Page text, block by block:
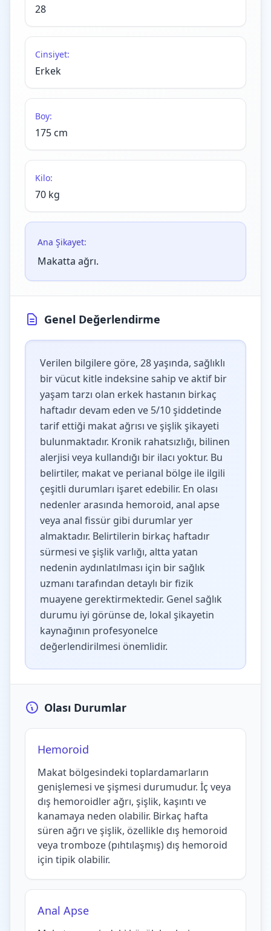
28
Cinsiyet:
Erkek
Boy:
175 cm
Kilo:
70 kg
Ana Şikayet:
Makatta ağrı.
Genel Değerlendirme
Verilen bilgilere göre, 28 yaşında, sağlıklı
bir vücut kitle indeksine sahip ve aktif bir
yaşam tarzı olan erkek hastanın birkaç
haftadır devam eden ve 5/10 şiddetinde
tarif ettiği makat ağrısı ve şişlik şikayeti
bulunmaktadır. Kronik rahatsızlığı, bilinen
alerjisi veya kullandığı bir ilacı yoktur. Bu
belirtiler, makat ve perianal bölge ile ilgili
çeşitli durumları işaret edebilir. En olası
nedenler arasında hemoroid, anal apse
veya anal fissür gibi durumlar yer
almaktadır. Belirtilerin birkaç haftadır
sürmesi ve şişlik varlığı, altta yatan
nedenin aydınlatılması için bir sağlık
uzmanı tarafından detaylı bir fizik
muayene gerektirmektedir. Genel sağlık
durumu iyi görünse de, lokal şikayetin
kaynağının profesyonelce
değerlendirilmesi önemlidir.
Olası Durumlar
Hemoroid
Makat bölgesindeki toplardamarların
genişlemesi ve şişmesi durumudur. İç veya
dış hemoroidler ağrı, şişlik, kaşıntı ve
kanamaya neden olabilir. Birkaç hafta
süren ağrı ve şişlik, özellikle dış hemoroid
veya tromboze (pıhtılaşmış) dış hemoroid
için tipik olabilir.
Anal Apse